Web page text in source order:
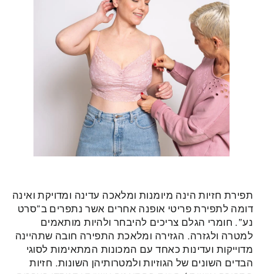
תפירת חזיות הינה מיומנות ומלאכה עדינה ומדויקת ואינה
דומה לתפירת פריטי אופנה אחרים אשר נתפרים ב”סרט
נע”. חומרי הגלם צריכים להיבחר ולהיות מותאמים
למטרה ולגזרה. הגזירה ומלאכת התפירה חובה שתהיינה
מדוייקות ועדינות כאחד עם המכונות המתאימות לסוגי
הבדים השונים של הגוזיות ולמטרותיהן השונות. חזיות